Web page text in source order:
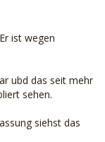
ist wegen
ubd das seit mehr
sehen.
siehst das